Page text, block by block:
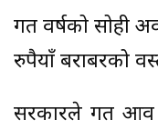
गत वर्षको सोही
रुपैयाँ बराबरको
सरकारले गत आव